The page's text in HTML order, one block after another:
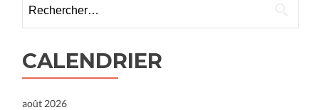
CALENDRIER
août 2026